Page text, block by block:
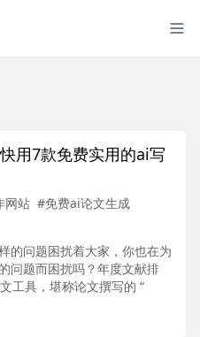
用7款免费实用的ai写
网站 #免费ai论文生成
的问题困扰着大家，你也在为
问题而困扰吗？年度文献排
工具，堪称论文撰写的 “